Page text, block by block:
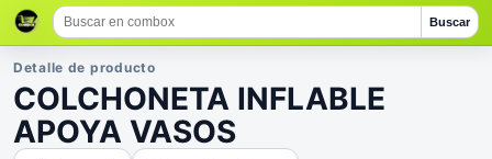
Buscar
Detalle de producto
COLCHONETA INFLABLE
APOYA VASOS